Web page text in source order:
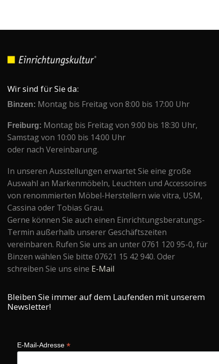
Wir sind für Sie da:
Binzen: Montag bis Freitag von 8:00 bis 17:00 Uhr
Freiburg: Montag bis Freitag von 9:00 bis 18:30 Uhr,
Samstag von 10:00 bis 14:00 Uhr
oder nach Vereinbarung.
In unseren Ausstellungen erwartet Sie eine große
Auswahl an Markenmöbeln, Leuchten und Accessoires
von renommierten Möbel-Herstellern wie vitra, USM,
Cassina oder Tobias Grau.
Gerne können Sie auch einen Einrichtungsberatungs-
Termin außerhalb unserer Geschäftszeiten
vereinbaren. Rufen Sie uns an unter 0761 120 95-0, für
Binzen wählen Sie bitte 07621 15 42 940. Oder
schreiben Sie uns eine E-Mail
Bleiben Sie immer auf dem Laufenden mit unserem
Newsletter!
E-Mail-Adresse *